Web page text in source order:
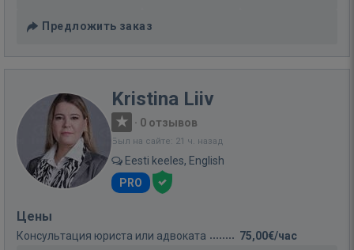
Предложить заказ
Kristina Liiv
· 0 отзывов
Был на сайте: 21 ч. назад
Eesti keeles, English
PRO
Цены
Консультация юриста или адвоката
75,00€/час